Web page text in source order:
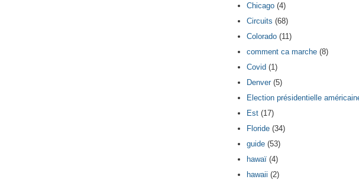
Chicago (4)
Circuits (68)
Colorado (11)
comment ca marche (8)
Covid (1)
Denver(5)
Election présidentielle
Est (17)
Floride (34)
guide (53)
hawaï (4)
hawaii (2)